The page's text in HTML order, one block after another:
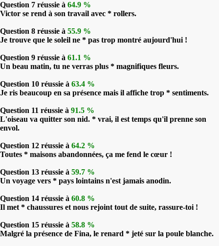
Question 7 réussie à 64.9 %
Victor se rend à son travail avec * rollers.
Question 8 réussie à 55.9 %
Je trouve que le soleil ne * pas trop montré aujourd'hui !
Question 9 réussie à 61.1 %
Un beau matin, tu ne verras plus * magnifiques fleurs.
Question 10 réussie à 63.4 %
Je ris beaucoup en sa présence mais il affiche trop * sentiments.
Question 11 réussie à 91.5 %
L'oiseau va quitter son nid. * vrai, il est temps qu'il prenne son
envol.
Question 12 réussie à 64.2 %
Toutes * maisons abandonnées, ça me fend le cœur !
Question 13 réussie à 59.7 %
Un voyage vers * pays lointains n'est jamais anodin.
Question 14 réussie à 60.8 %
Il met * chaussures et nous rejoint tout de suite, rassure-toi !
Question 15 réussie à 58.8 %
Malgré la présence de Fina, le renard * jeté sur la poule blanche.